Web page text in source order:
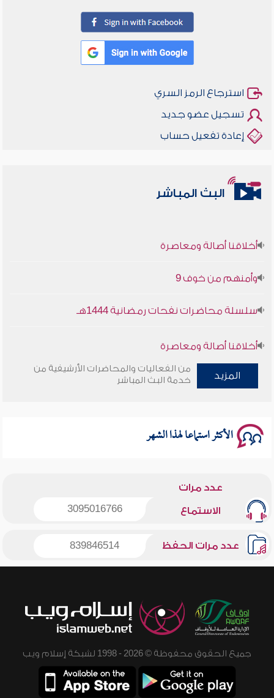
استرجاع الرمز السري
تسجيل عضو جديد
إعادة تفعيل حساب
البث المباشر
أخلاقنا أصالة ومعاصرة
وأمنهم من خوف 9
سلسلة محاضرات نفحات رمضانية 1444هـ
أخلاقنا أصالة ومعاصرة
وأمنهم من خوف 9
المزيد
من الفعاليات والمحاضرات الأرشيفية من
خدمة البث المباشر
الأكثر استماعا لهذا الشهر
عدد مرات
الاستماع 3095016766
عدد مرات الحفظ 839846514
جميع الحقوق محفوظة © 2026 - 1998 لشبكة إسلام ويب